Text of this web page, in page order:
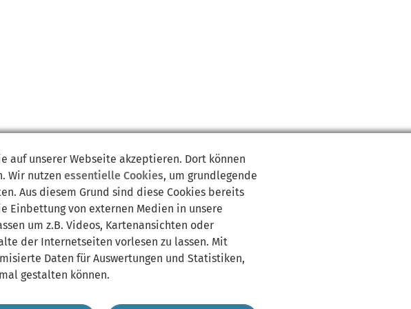
auf unserer Webseite akzeptieren. Dort können
Wir nutzen essentielle Cookies, um grundlegende
Aus diesem Grund sind diese Cookies bereits
von externen Medien in unsere
um z.B. Videos, Kartenansichten oder
der Internetseiten vorlesen zu lassen. Mit
Daten für Auswertungen und Statistiken,
gestalten können.